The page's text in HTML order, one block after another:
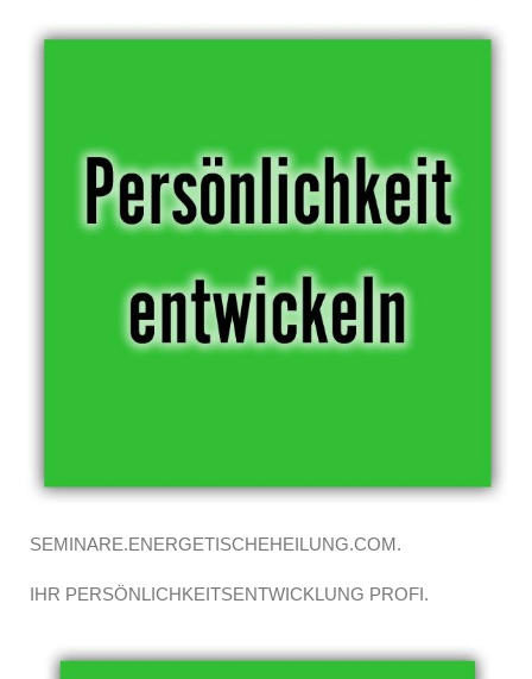
SEMINARE.ENERGETISCHEHEILUNG.COM.
IHR PERSÖNLICHKEITSENTWICKLUNG PROFI.